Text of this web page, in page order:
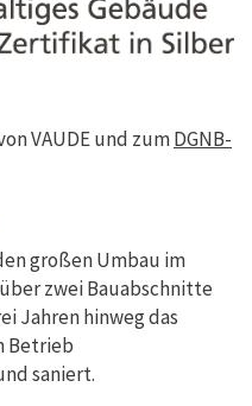
VAUDE und zumDGNB-
großen Umbau im
zwei Bauabschnitte
Jahren hinweg das
Betrieb
saniert.